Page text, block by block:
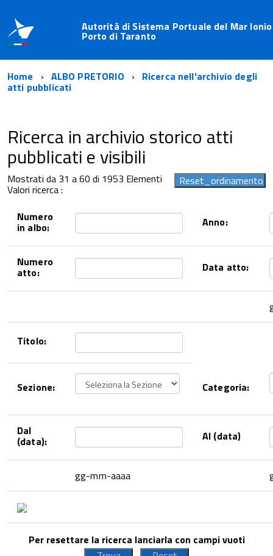
Autorità di Sistema Portuale del Mar
Porto di Taranto
Home ALBO PRETORIO Ricerca nell'archivio degli
atti pubblicati
Ricerca in archivio storico atti
pubblicati e visibili
Mostrati da 31 a 60 di 1953 Elementi
Valori ricerca :
Numero
in albo: Anno:
Numero
atto: Data atto:
Titolo:
Sezione: Categoria:
Dal
(data): Al (data)
gg-mm-aaaa
Per resettare la ricerca lanciarla con campi vuoti